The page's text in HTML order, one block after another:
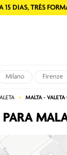
15 DIAS, TRÊS
Milano Firenze
MALTA - VALETA